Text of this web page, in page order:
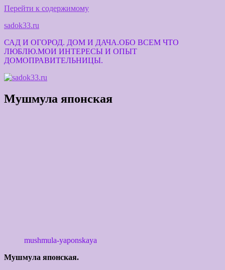
Перейти к содержимому
sadok33.ru
САД И ОГОРОД. ДОМ И ДАЧА.ОБО ВСЕМ ЧТО
ЛЮБЛЮ.МОИ ИНТЕРЕСЫ И ОПЫТ
ДОМОПРАВИТЕЛЬНИЦЫ.
Мушмула японская
mushmula-yaponskaya ‎
Мушмула японская.